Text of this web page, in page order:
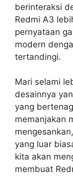
berinteraksi
Redmi A3
pernyataan
modern
tertandingi.
Mari selami
desainnya
yang
memanjakan
yang luar
kita akan
membuat